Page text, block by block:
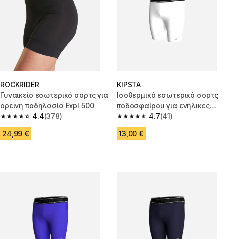
ROCKRIDER
Γυναικείο εσωτερικό σορτς για
ορεινή ποδηλασία Expl 500
4.4
4.4 out of 5 stars from 378 reviews
(378)
24,99 €
KIPSTA
Ισοθερμικό εσωτερικό σορτς
ποδοσφαίρου για ενήλικες
Keepdry Light - Λευκό
4.7
4.7 out of 5 stars from 41
(41)
13,00 €